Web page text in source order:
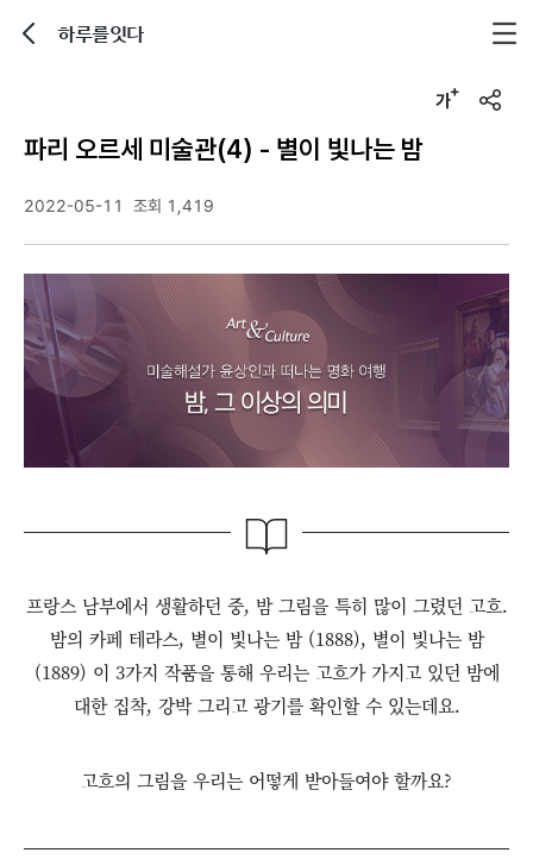
하루를잇다
u
파리 오르세 미술관(4) - 별이 빛나는 밤
2022-05-11 조회 1,419
프랑스 남부에서 생활하던 중, 밤 그림을 특히 많이 그렸던 고흐.
밤의 카페 테라스, 별이 빛나는 밤 (1888), 별이 빛나는 밤
(1889) 이 3가지 작품을 통해 우리는 고흐가 가지고 있던 밤에
대한 집착, 강박 그리고 광기를 확인할 수 있는데요.
고흐의 그림을 우리는 어떻게 받아들여야 할까요?